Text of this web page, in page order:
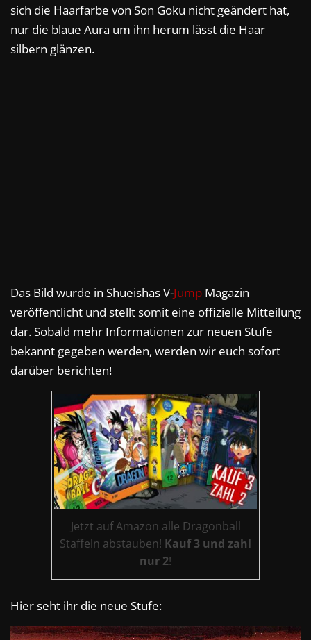
sich die Haarfarbe von Son Goku nicht geändert hat,
nur die blaue Aura um ihn herum lässt die Haar
silbern glänzen.
Das Bild wurde in Shueishas V-Jump Magazin
veröffentlicht und stellt somit eine offizielle Mitteilung
dar. Sobald mehr Informationen zur neuen Stufe
bekannt gegeben werden, werden wir euch sofort
darüber berichten!
Jetzt auf Amazon alle Dragonball
Staffeln abstauben! Kauf 3 und zahl
nur 2!
Hier seht ihr die neue Stufe: